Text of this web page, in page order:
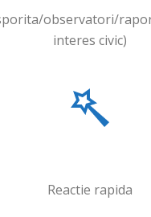
observatori/
interes civic)
Reactie rapida